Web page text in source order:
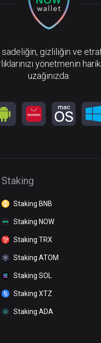
sadeliğin, gizliliğin ve
yönetmenin
uzağınızda.
Staking
Staking BNB
Staking NOW
Staking TRX
Staking ATOM
Staking SOL
Staking XTZ
Staking ADA